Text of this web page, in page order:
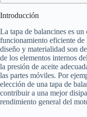
Introducción
La tapa de balancines es
funcionamiento eficiente de
diseño y materialidad son
de los elementos internos
la presión de aceite
las partes móviles. Por
elección de una tapa de
contribuir a una mejor
rendimiento general del